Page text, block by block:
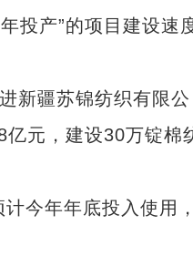
投产”的项目建设速
新疆苏锦纺织有限公
元，建设30万锭棉
今年年底投入使用